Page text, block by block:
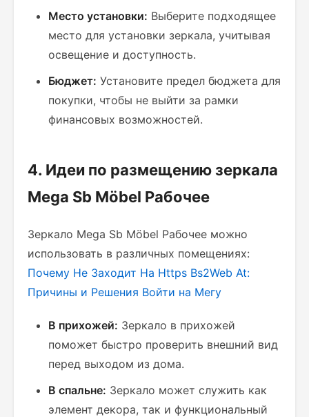
Место установки: Выберите подходящее
место для установки зеркала, учитывая
освещение и доступность.
Бюджет: Установите предел бюджета для
покупки, чтобы не выйти за рамки
финансовых возможностей.
4. Идеи по размещению зеркала
Mega Sb Möbel Рабочее
Зеркало Mega Sb Möbel Рабочее можно
использовать в различных помещениях:
Почему Не Заходит На Https Bs2Web At:
Причины и Решения Войти на Мегу
В прихожей: Зеркало в прихожей
поможет быстро проверить внешний вид
перед выходом из дома.
В спальне: Зеркало может служить как
элемент декора, так и функциональный